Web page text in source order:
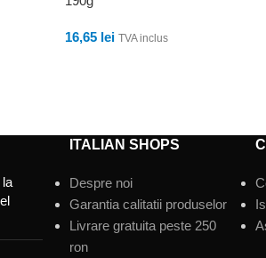
16,65 lei TVA inclus
ITALIAN SHOPS
Despre noi
Garantia calitatii produselor
Livrare gratuita peste 250
ron